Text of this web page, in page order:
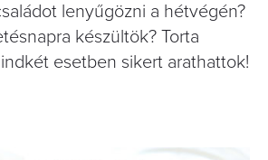
lenyűgözni a hétvégén?
készültök? Torta
esetben sikert arathattok!